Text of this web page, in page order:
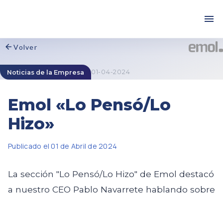
Volver
Noticias de la Empresa 01-04-2024
Emol «Lo Pensó/Lo
Hizo»
Publicado el 01 de Abril de 2024
La sección "Lo Pensó/Lo Hizo" de Emol destacó
a nuestro CEO Pablo Navarrete hablando sobre